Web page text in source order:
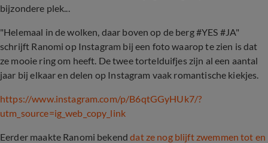
bijzondere plek...
"Helemaal in de wolken, daar boven op de berg #YES #JA"
schrijft Ranomi op Instagram bij een foto waarop te zien is dat
ze mooie ring om heeft. De twee tortelduifjes zijn al een aantal
jaar bij elkaar en delen op Instagram vaak romantische kiekjes.
https://www.instagram.com/p/B6qtGGyHUk7/?
utm_source=ig_web_copy_link
Eerder maakte Ranomi bekenddat ze nog blijft zwemmen tot en